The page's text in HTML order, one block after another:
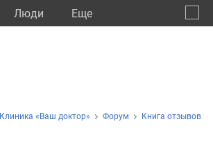
Люди Eще
Клиника «Ваш доктор» Форум
Книга отзывов